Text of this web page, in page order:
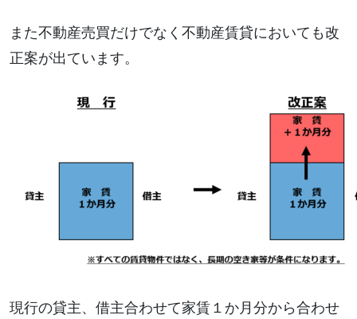
また不動産売買だけでなく不動産賃貸においても改
正案が出ています。
現行の貸主、借主合わせて家賃１か月分から合わせ